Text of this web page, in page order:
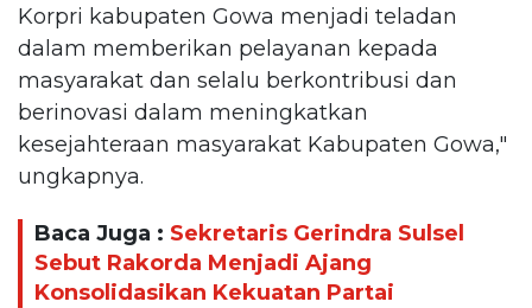
Korpri kabupaten Gowa menjadi teladan
dalam memberikan pelayanan kepada
masyarakat dan selalu berkontribusi dan
berinovasi dalam meningkatkan
kesejahteraan masyarakat Kabupaten Gowa,"
ungkapnya.
Baca Juga : Sekretaris Gerindra Sulsel
Sebut Rakorda Menjadi Ajang
Konsolidasikan Kekuatan Partai